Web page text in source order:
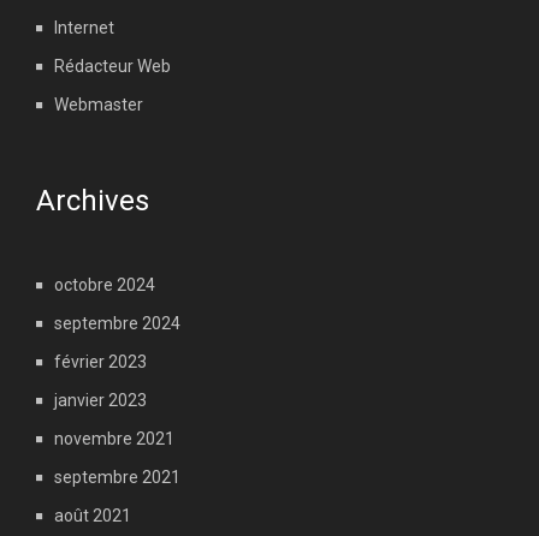
Internet
Rédacteur Web
Webmaster
Archives
octobre 2024
septembre 2024
février 2023
janvier 2023
novembre 2021
septembre 2021
août 2021